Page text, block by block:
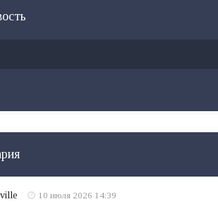
10 июля 2026 14:39